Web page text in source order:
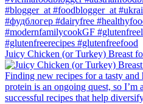
Juicy Chicken (or Turkey) Breast